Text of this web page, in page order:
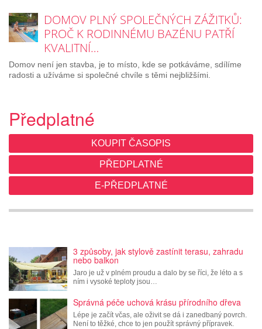
DOMOV PLNÝ SPOLEČNÝCH ZÁŽITKŮ:
PROČ K RODINNÉMU BAZÉNU PATŘÍ
KVALITNÍ…
Domov není jen stavba, je to místo, kde se potkáváme, sdílíme
radosti a užíváme si společné chvíle s těmi nejbližšími.
Předplatné
KOUPIT ČASOPIS
PŘEDPLATNÉ
E-PŘEDPLATNÉ
3 způsoby, jak stylově zastínit terasu, zahradu
nebo balkon
Jaro je už v plném proudu a dalo by se říci, že léto a s
ním i vysoké teploty jsou…
Správná péče uchová krásu přírodního dřeva
Lépe je začít včas, ale oživit se dá i zanedbaný povrch.
Není to těžké, chce to jen použít správný přípravek.